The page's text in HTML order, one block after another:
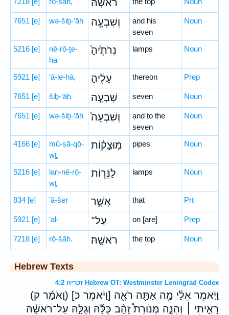
רֹאשָׁ֗הּ
7651 [e] wə-šiḇ-‘āh וְשִׁבְעָ֤ה
and his
seven
Noun
5216 [e]
nê-rō-ṯe-
hā
נֵרֹתֶ֙יהָ֙ lamps Noun
5921 [e] ‘ā-le-hā, עָלֶ֔יהָ thereon Prep
7651 [e] šiḇ-‘āh שִׁבְעָ֤ה seven Noun
7651 [e] wə-šiḇ-‘āh וְשִׁבְעָה֙
and to the
seven
Noun
4166 [e]
mū-ṣā-qō-
wṯ,
מֽוּצָק֔וֹת pipes Noun
5216 [e]
lan-nê-rō-
wṯ
לַנֵּר֖וֹת lamps Noun
834 [e] ’ă-šer אֲשֶׁ֥ר that Prt
5921 [e] ‘al- עַל־ on [are] Prep
7218 [e] rō-šāh. רֹאשָֽׁהּ׃ the top Noun
Hebrew Texts
זכריה 4:2 Hebrew OT: Westminster Leningrad Codex
וַיֹּ֣אמֶר אֵלַ֔י מָ֥ה אַתָּ֖ה רֹאֶ֑ה [וַיֹּאמֶר כ] (וָאֹמַ֡ר ק)
רָאִ֣יתִי ׀ וְהִנֵּ֣ה מְנֹורַת֩ זָהָ֨ב כֻּלָּ֜הּ וְגֻלָּ֣הּ עַל־רֹאשָׁ֗הּ